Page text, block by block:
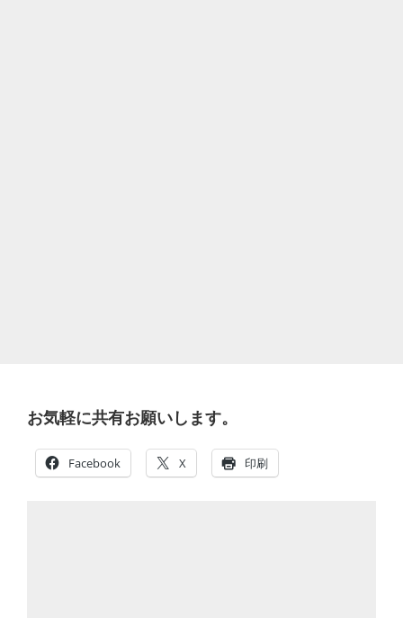
お気軽に共有お願いします。
Facebook X 印刷